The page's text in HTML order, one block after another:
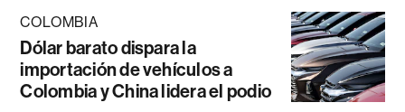
COLOMBIA
Dólar barato dispara la
importación de vehículos a
Colombia y China lidera el podio